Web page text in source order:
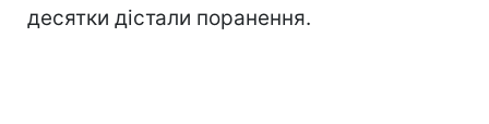
десятки дістали поранення.